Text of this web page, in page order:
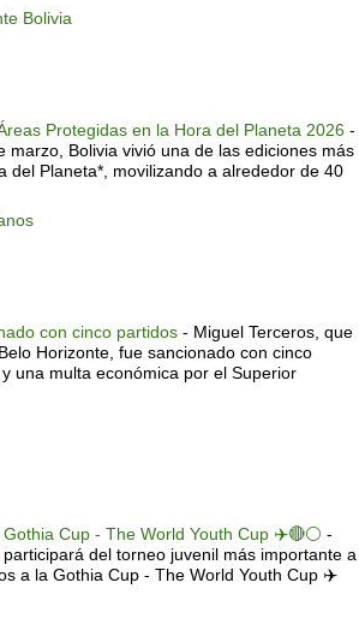
Bolivia
Protegidas en la Hora del Planeta 2026 -
marzo, Bolivia vivió una de las ediciones más
del Planeta*, movilizando a alrededor de 40
con cinco partidos - Miguel Terceros, que
Horizonte, fue sancionado con cinco
una multa económica por el Superior
Cup - The World Youth Cup ✈️🔴⚪️ -
del torneo juvenil más importante a
a la Gothia Cup - The World Youth Cup ✈️